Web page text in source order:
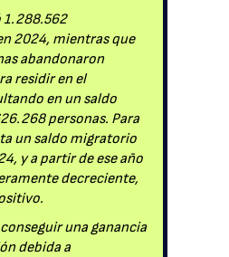
1.288.562
2024, mientras que
abandonaron
residir en el
en un saldo
personas. Para
un saldo migratorio
y a partir de ese año
decreciente,
una ganancia
debida a